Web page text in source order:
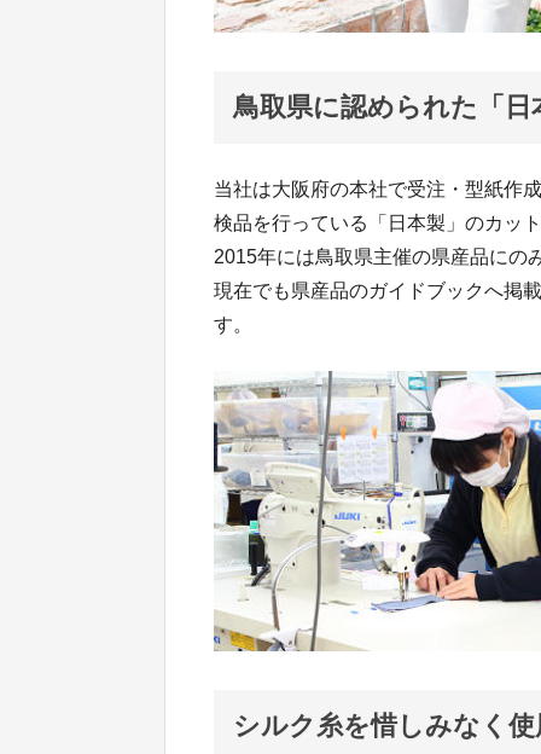
鳥取県に認められた「
当社は大阪府の本社で受注・型紙作
検品を行っている「日本製」のカッ
2015年には鳥取県主催の県産品にの
現在でも県産品のガイドブックへ掲
す。
シルク糸を惜しみなく